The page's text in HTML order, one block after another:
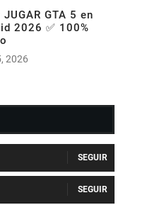
GTA 5 en
2026 ✅ 100%
2026